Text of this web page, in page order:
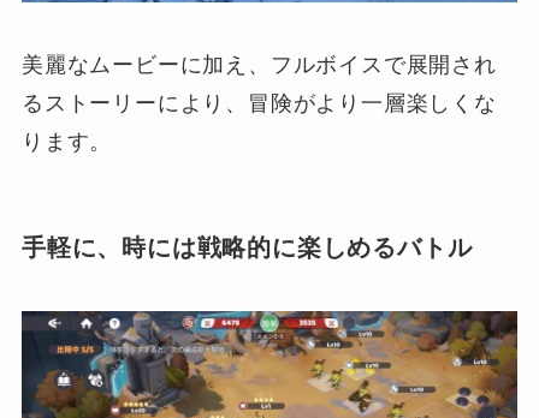
美麗なムービーに加え、フルボイスで展開され
るストーリーにより、冒険がより一層楽しくな
ります。
手軽に、時には戦略的に楽しめるバトル